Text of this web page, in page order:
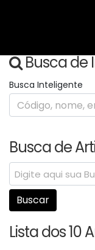
Busca de
Busca Inteligente
Busca de
Lista dos 10